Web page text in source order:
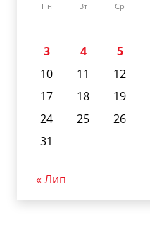
Пн Вт Ср
3
4 5
10
11 12
17
18 19
24
25 26
31
« Лип